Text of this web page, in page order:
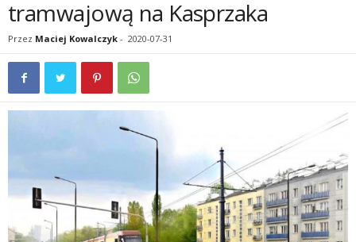
tramwajową na Kasprzaka
Przez Maciej Kowalczyk - 2020-07-31